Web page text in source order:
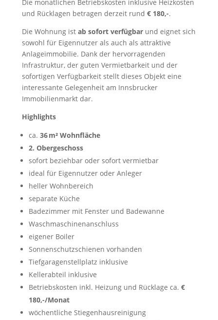
Die monatlichen Betriebskosten inklusive Heizkosten
und Rücklagen betragen derzeit rund € 180,-.
Die Wohnung ist ab sofort verfügbarund eignet sich
sowohl für Eigennutzer als auch als attraktive
Anlageimmobilie. Dank der hervorragenden
Infrastruktur, der guten Vermietbarkeit und der
sofortigen Verfügbarkeit stellt dieses Objekt eine
interessante Gelegenheit am Innsbrucker
Immobilienmarkt dar.
Highlights
ca. 36 m² Wohnfläche
2. Obergeschoss
sofort beziehbar oder sofort vermietbar
ideal für Eigennutzer oder Anleger
heller Wohnbereich
separate Küche
Badezimmer mit Fenster und Badewanne
Waschmaschinenanschluss
eigener Boiler
Sonnenschutzschienen vorhanden
Tiefgaragenstellplatz inklusive
Kellerabteil inklusive
Betriebskosten inkl. Heizung und Rücklage ca. €
180,-/Monat
wöchentliche Stiegenhausreinigung